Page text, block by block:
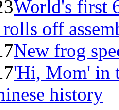
World's first
off
New frog
​'Hi, Mom' in
history